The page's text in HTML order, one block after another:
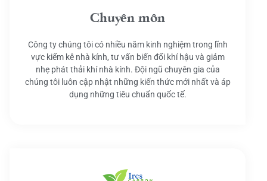
Chuyên môn
Công ty chúng tôi có nhiều năm kinh nghiệm trong lĩnh
vực kiểm kê nhà kính, tư vấn biến đổi khí hậu và giảm
nhẹ phát thải khí nhà kính. Đội ngũ chuyên gia của
chúng tôi luôn cập nhật những kiến thức mới nhất và áp
dụng những tiêu chuẩn quốc tế.